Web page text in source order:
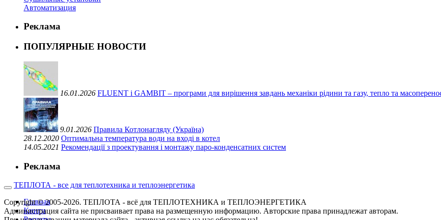
Автоматизация
Реклама
ПОПУЛЯРНЫЕ НОВОСТИ
16.01.2026 FLUENT і GAMBIT – програми для вирішення завдань механіки рідини та газу, тепло та
9.01.2026 Правила Котлонагляду (Україна)
28.12.2020 Оптимальна температура води на вході в котел
14.05.2021 Рекомендації з проектування і монтажу паро-конденсатних систем
Реклама
ТЕПЛОТА - все для теплотехника и теплоэнергетика
Главная
Книги
Copyright © 2005-2026. ТЕПЛОТА - всё для ТЕПЛОТЕХНИКА и ТЕПЛОЭНЕРГЕТИКА
Администрация сайта не присваивает права на размещенную информацию. Авторские права принадлежат авторам.